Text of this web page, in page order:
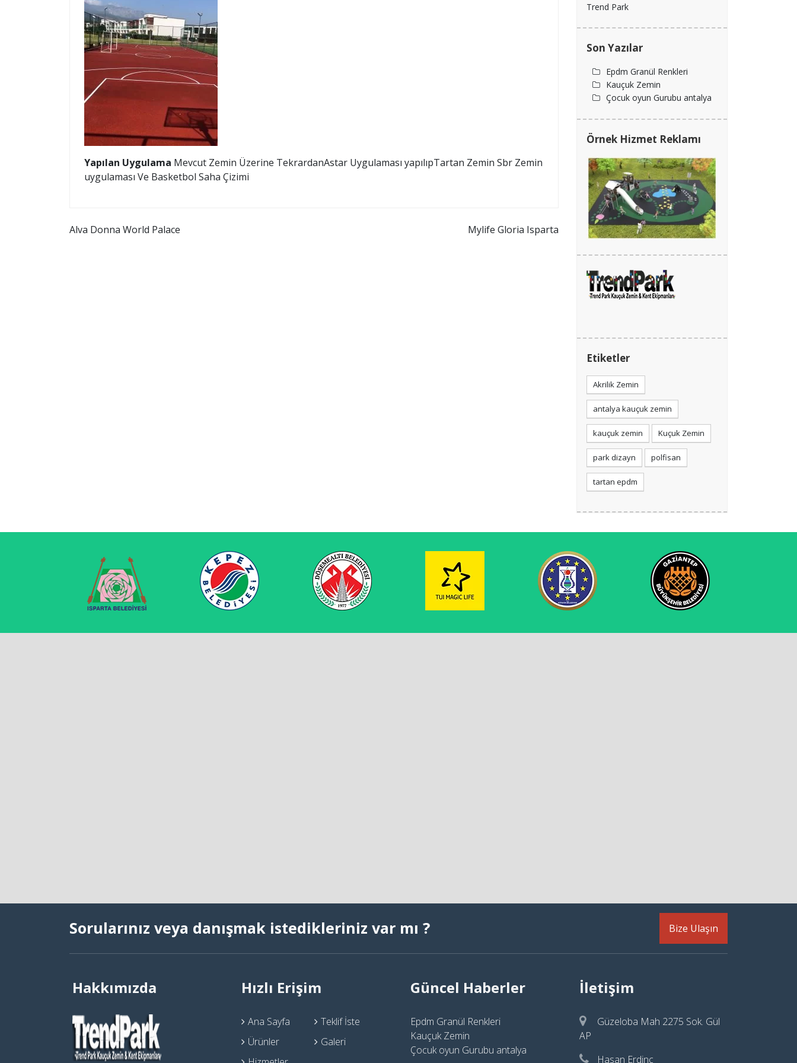
Yapılan Uygulama Mevcut Zemin Üzerine TekrardanAstar Uygulaması yapılıpTartan Zemin Sbr Zemin
uygulaması Ve Basketbol Saha Çizimi
Yazı
Alva Donna World Palace Mylife Gloria Isparta
Trend Park
Son Yazılar
Epdm Granül Renkleri
Kauçuk Zemin
Çocuk oyun Gurubu antalya
Örnek Hizmet Reklamı
Etiketler
Akrilik Zemin
antalya kauçuk zemin
kauçuk zemin Kuçuk Zemin
park dizayn polfisan
tartan epdm
Sorularınız veya danışmak istedikleriniz var mı ? Bize Ulaşın
Hakkımızda Hızlı Erişim
Ana Sayfa
Teklif İste
Ürünler
Galeri
Güncel Haberler
Epdm Granül Renkleri
Kauçuk Zemin
Çocuk oyun Gurubu antalya
İletişim
Güzeloba Mah 2275 Sok. Gül
AP
Hasan Erdinç